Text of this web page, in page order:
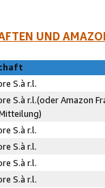
UND
S.à r.l.
S.à r.l.(oder Amazon
S.à r.l.
S.à r.l.
S.à r.l.
S.à r.l.